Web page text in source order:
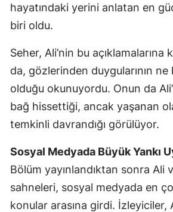
hayatındaki yerini anlatan en
biri oldu.
Seher, Ali’nin bu açıklamalarına
da, gözlerinden duygularının
olduğu okunuyordu. Onun da
bağ hissettiği, ancak yaşanan
temkinli davrandığı görülüyor.
Sosyal Medyada Büyük Yankı
Bölüm yayınlandıktan sonra Ali
sahneleri, sosyal medyada en
konular arasına girdi. İzleyiciler,